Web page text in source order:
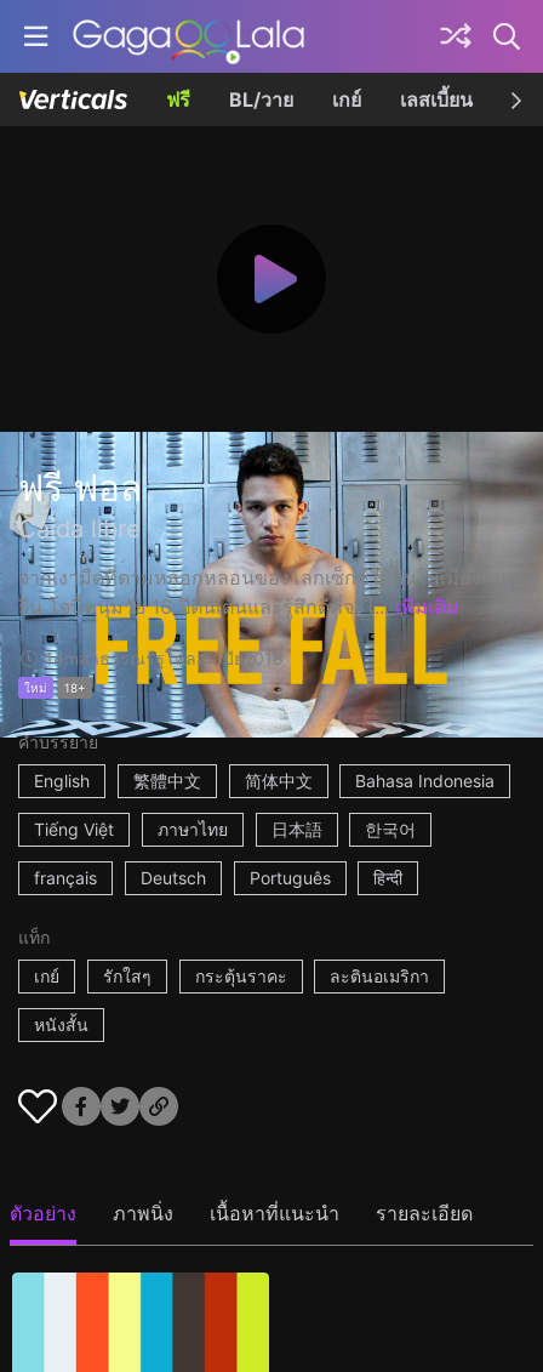
ฟรี BL/วาย เกย์ เลสเบี้ยน เค
ฟรี ฟอล
Caída libre
จากเงามืดที่ตามหลอกหลอนของโลกเซ็กซ์ใต้ดินในเมืองเมเด
ยิน โจนี่หนุ่มวัย 16 ปีตื่นเต้นและรู้สึกดีที่จะไ... เพิ่มเติม
14mสาธารณรัฐโคลอมเบีย2018
ใหม่ 18+
คำบรรยาย
English
繁體中文 简体中文 Bahasa Indonesia
Tiếng Việt ภาษาไทย 日本語 한국어
français Deutsch Português हिन्दी
แท็ก
เกย์
รักใสๆ กระตุ้นราคะ ละตินอเมริกา
หนังสั้น
ตัวอย่าง ภาพนิ่ง เนื้อหาที่แนะนำ รายละเอียด